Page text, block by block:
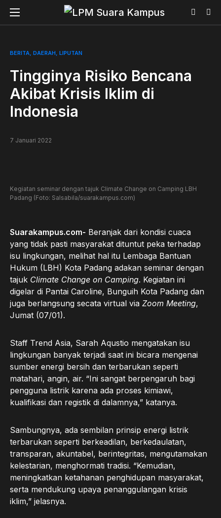
BERITA DAERAH LIPUTAN
Tingginya Risiko Bencana
Akibat Krisis Iklim di
Indonesia
7 Januari 2022
Kegiatan seminar dengan tajuk Climate Change on Camping LBH
Padang (Foto: Salsabila/suarakampus.com)
Suarakampus.com- Beranjak dari kondisi cuaca
yang tidak pasti masyarakat dituntut peka terhadap
isu lingkungan, melihat hal itu Lembaga Bantuan
Hukum (LBH) Kota Padang adakan seminar dengan
tajuk Climate Change on Camping. Kegiatan ini
digelar di Pantai Caroline, Bunguih Kota Padang dan
juga berlangsung secata virtual via Zoom Meeting,
Jumat (07/01).
Staff Trend Asia, Sarah Aqustio mengatakan isu
lingkungan banyak terjadi saat ini bicara mengenai
sumber energi bersih dan terbarukan seperti
matahari, angin, air. “Ini sangat berpengaruh bagi
pengguna listrik karena ada proses kimiawi,
kualifikasi dan registik di dalamnya,” katanya.
Sambungnya, ada sembilan prinsip energi listrik
terbarukan seperti berkeadilan, berkedaulatan,
transparan, akuntabel, berintegritas, mengutamakan
kelestarian, menghormati tradisi. “Kemudian,
meningkatkan ketahanan penghidupan masyarakat,
serta mendukung upaya penanggulangan krisis
iklim,” jelasnya.